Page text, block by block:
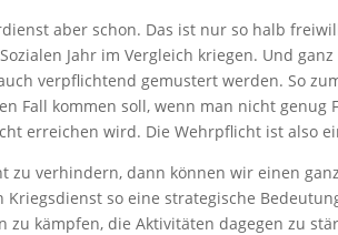
aber schon. Das ist nur so halb
Jahr im Vergleich kriegen. Und
verpflichtend gemustert werden. So
Fall kommen soll, wenn man nicht genug
erreichen wird. Die Wehrpflicht ist also
zu verhindern, dann können wir einen
so eine strategische
zu kämpfen, die Aktivitäten dagegen zu